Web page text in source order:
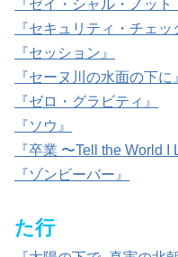
『ゼイ・シャル・ノット
『セキュリティ・チェッ
『セッション』
『セーヌ川の水面の下に
『ゼロ・グラビティ』
『ソウ』
『卒業 〜Tell the World I
『ゾンビーバー』
た行